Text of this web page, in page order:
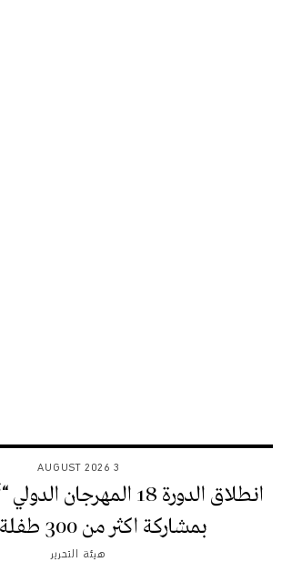
3 AUGUST 2026
انطلاق الدورة 18
بمشاركة اكثر من 300 طفلة وطفل
هيئة التحرير